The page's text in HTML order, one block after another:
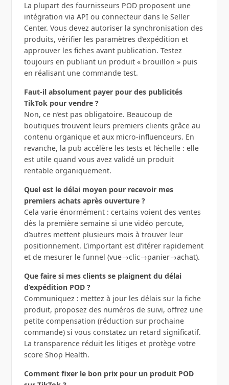
La plupart des fournisseurs POD proposent une
intégration via API ou connecteur dans le Seller
Center. Vous devez autoriser la synchronisation des
produits, vérifier les paramètres d’expédition et
approuver les fiches avant publication. Testez
toujours en publiant un produit « brouillon » puis
en réalisant une commande test.
Faut-il absolument payer pour des publicités
TikTok pour vendre ?
Non, ce n’est pas obligatoire. Beaucoup de
boutiques trouvent leurs premiers clients grâce au
contenu organique et aux micro-influenceurs. En
revanche, la pub accélère les tests et l’échelle : elle
est utile quand vous avez validé un produit
rentable organiquement.
Quel est le délai moyen pour recevoir mes
premiers achats après ouverture ?
Cela varie énormément : certains voient des ventes
dès la première semaine si une vidéo percute,
d’autres mettent plusieurs mois à trouver leur
positionnement. L’important est d’itérer rapidement
et de mesurer le funnel (vue→clic→panier→achat).
Que faire si mes clients se plaignent du délai
d’expédition POD ?
Communiquez : mettez à jour les délais sur la fiche
produit, proposez des numéros de suivi, offrez une
petite compensation (réduction sur prochaine
commande) si vous constatez un retard significatif.
La transparence réduit les litiges et protège votre
score Shop Health.
Comment fixer le bon prix pour un produit POD